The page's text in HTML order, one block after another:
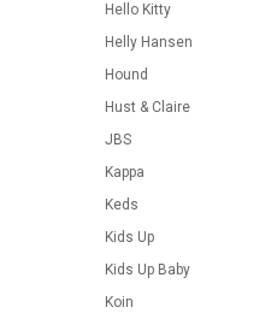
Hello Kitty
Helly Hansen
Hound
Hust & Claire
JBS
Kappa
Keds
Kids Up
Kids Up Baby
Koin